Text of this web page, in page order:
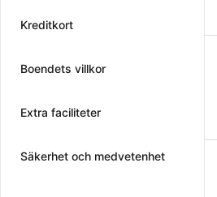
Kreditkort
Boendets villkor
Extra faciliteter
Säkerhet och medvetenhet